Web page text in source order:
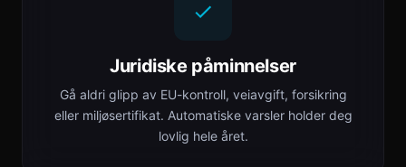
Juridiske påminnelser
Gå aldri glipp av EU-kontroll, veiavgift, forsikring
eller miljøsertifikat. Automatiske varsler holder deg
lovlig hele året.